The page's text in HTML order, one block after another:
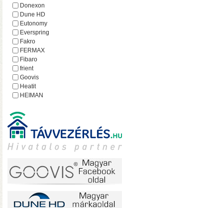
Donexon
Dune HD
Eutonomy
Everspring
Fakro
FERMAX
Fibaro
frient
Goovis
Heatit
HEIMAN
iEAST
Imperial
Incipio
Lejátszó.hu
Lince
Mean Well
MOHAnet
Nabu Casa
NEO
NEON